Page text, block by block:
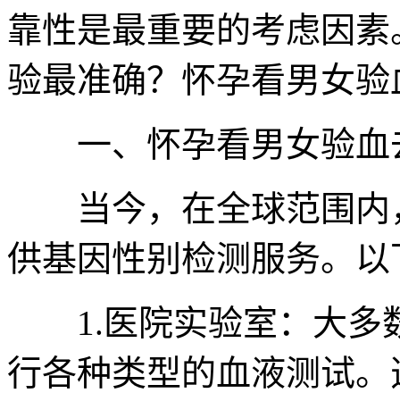
靠性是最重要的考虑因
验最准确？怀孕看男女
一、怀孕看男女验血
当今，在全球范围内
供基因性别检测服务。
1.医院实验室：大多
行各种类型的血液测试